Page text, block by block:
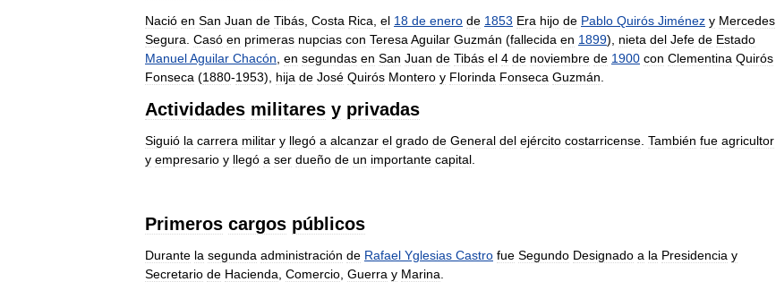
Nació en San Juan de Tibás Costa Rica el 18 de enero de 1853 Era hijo de Pablo Quirós Jiménez y Mercedes
Segura Casó en primeras nupcias con Teresa Aguilar Guzmán (fallecida en 1899), nieta del Jefe de Estado
ManuelAguilar Chacón en segundas en San Juan de Tibás el 4 de noviembre de 1900 con Clementina Quirós
Fonseca (1880-1953), hija de José Quirós Montero y Florinda Fonseca Guzmán
Actividades militares y privadas
Siguió la carrera militar y llegó a alcanzar el grado de General del ejército costarricense También fue agricultor
y empresario y llegó a ser dueño de un importante capital
Primeros cargos públicos
Durante la segunda administración de Rafael Yglesias Castro fue Segundo Designado a la Presidencia y
Secretario de Hacienda Comercio Guerra y Marina